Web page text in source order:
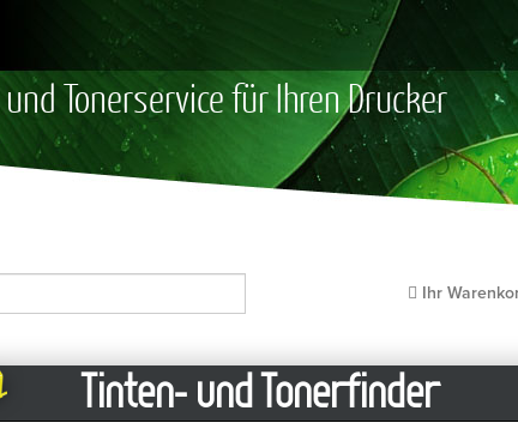
Tonerservice für Ihren Drucker
Ihr
Tinten- und Tonerfinder